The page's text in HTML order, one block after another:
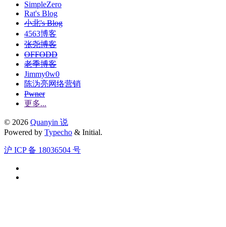
SimpleZero
Rat's Blog
小北's Blog
4563博客
张尧博客
OFFODD
老季博客
Jimmy0w0
陈沩亮网络营销
Pwner
更多...
© 2026 Quanyin 说
Powered by Typecho & Initial.
沪 ICP 备 18036504 号